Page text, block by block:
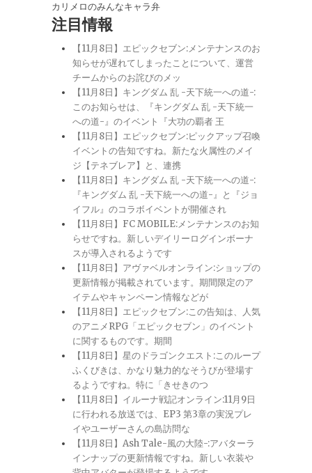
カリメロのみんなキャラ弁
注目情報
【11月8日】エピックセブン:メンテナンスのお
知らせが遅れてしまったことについて、運営
チームからのお詫びのメッ
【11月8日】キングダム 乱 -天下統一への道-:
このお知らせは、『キングダム 乱 -天下統一
への道-』のイベント『大功の覇者 王
【11月8日】エピックセブン:ピックアップ召喚
イベントの告知ですね。新たな火属性のメイ
ジ【テネブレア】と、連携
【11月8日】キングダム 乱 -天下統一への道-:
『キングダム 乱 -天下統一への道-』と『ジョ
イフル』のコラボイベントが開催され
【11月8日】FC MOBILE:メンテナンスのお知
らせですね。新しいデイリーログインボーナ
スが導入されるようです
【11月8日】アヴァベルオンライン:ショップの
更新情報が掲載されています。期間限定のア
イテムやキャンペーン情報などが
【11月8日】エピックセブン:この告知は、人気
のアニメRPG「エピックセブン」のイベント
に関するものです。期間
【11月8日】星のドラゴンクエスト:このループ
ふくびきは、かなり魅力的なそうびが登場す
るようですね。特に「きせきのつ
【11月8日】イルーナ戦記オンライン:11月9日
に行われる放送では、EP3 第3章の実況プレ
イやユーザーさんの島訪問な
【11月8日】Ash Tale-風の大陸-:アバターラ
インナップの更新情報ですね。新しい衣装や